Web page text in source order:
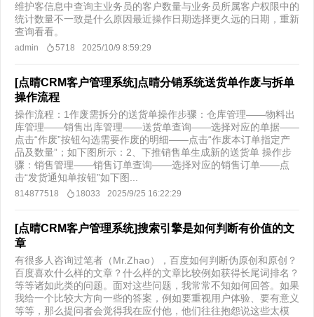
维护客信息中查询主业务员的客户数量与业务员所属客户权限中的
统计数量不一致是什么原因最近操作日期选择更久远的日期，重新
查询看看。
admin 5718 2025/10/9 8:59:29
[点晴CRM客户管理系统]点晴分销系统送货单作废与拆单
操作流程
操作流程：1作废需拆分的送货单操作步骤：仓库管理——物料出
库管理——销售出库管理——送货单查询——选择对应的单据——
点击“作废”按钮勾选需要作废的明细——点击“作废本订单指定产
品及数量”；如下图所示：2、下推销售单生成新的送货单 操作步
骤：销售管理——销售订单查询——选择对应的销售订单——点
击“发货通知单按钮”如下图...
814877518 18033 2025/9/25 16:22:29
[点晴CRM客户管理系统]搜索引擎是如何判断有价值的文
章
有很多人咨询过笔者（Mr.Zhao），百度如何判断伪原创和原创？
百度喜欢什么样的文章？什么样的文章比较例如获得长尾词排名？
等等诸如此类的问题。面对这些问题，我常常不知如何回答。如果
我给一个比较大方向一些的答案，例如要重视用户体验、要有意义
等等，那么提问者会觉得我在应付他，他们往往抱怨说这些太模